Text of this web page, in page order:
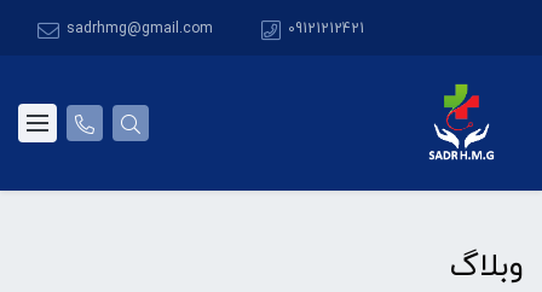
09121212421
sadrhmg@gmail.com
وبلاگ